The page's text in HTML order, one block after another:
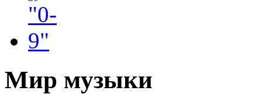
Мир музыки